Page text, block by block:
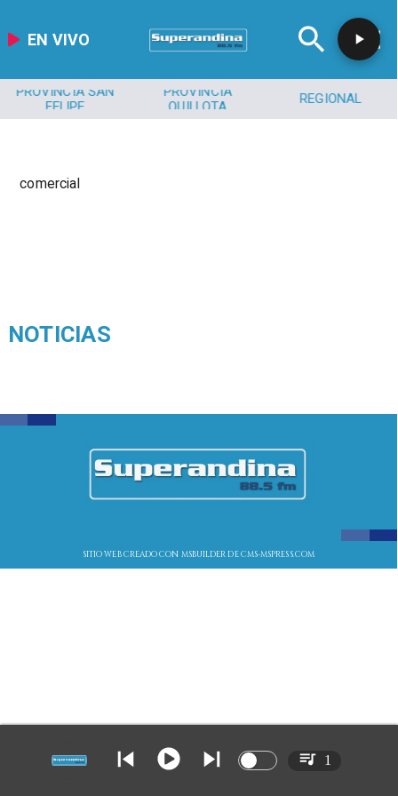
EN VIVO
PROVINCIA SAN
FELIPE
PROVINCIA
QUILLOTA
REGIONAL
comercial
NOTICIAS
SITIO WEB CREADO CON MSBUILDER DE CMS-MSPRESS.COM
1